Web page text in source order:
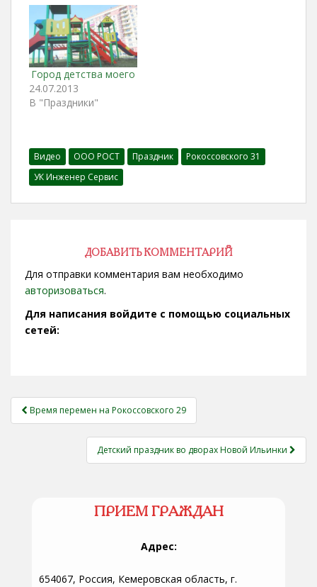
Город детства моего
24.07.2013
В "Праздники"
Видео ООО РОСТ Праздник
Рокоссовского 31
УК Инженер Сервис
ДОБАВИТЬ КОММЕНТАРИЙ
Для отправки комментария вам необходимо
авторизоваться.
Для написания войдите с помощью социальных
сетей:
НАВИГАЦИЯ
ЗАПИСЕЙ
Время перемен на Рокоссовского 29
Детский праздник во дворах Новой Ильинки
ПРИЕМ ГРАЖДАН
Адрес:
654067, Россия, Кемеровская область, г.